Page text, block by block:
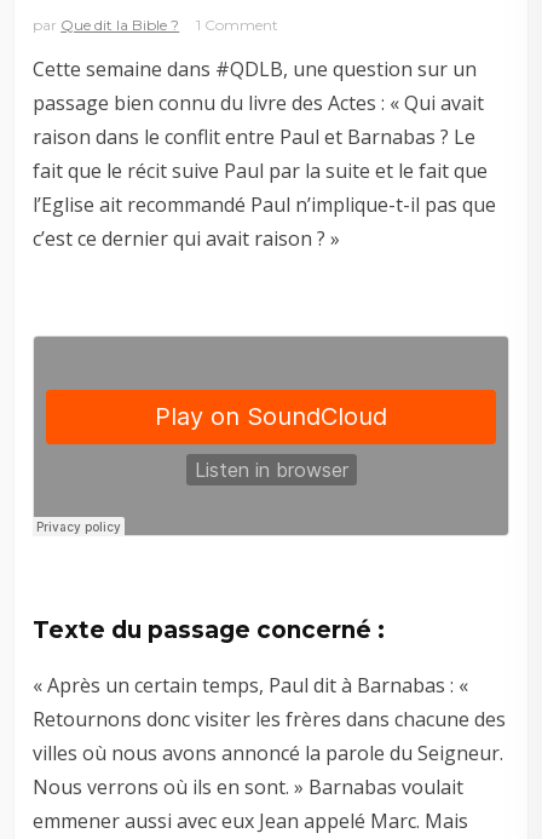
par Que dit la Bible ? 1 Comment
Cette semaine dans #QDLB, une question sur un
passage bien connu du livre des Actes : « Qui avait
raison dans le conflit entre Paul et Barnabas ? Le
fait que le récit suive Paul par la suite et le fait que
l’Eglise ait recommandé Paul n’implique-t-il pas que
c’est ce dernier qui avait raison ? »
Texte du passage concerné :
« Après un certain temps, Paul dit à Barnabas : «
Retournons donc visiter les frères dans chacune des
villes où nous avons annoncé la parole du Seigneur.
Nous verrons où ils en sont. » Barnabas voulait
emmener aussi avec eux Jean appelé Marc. Mais